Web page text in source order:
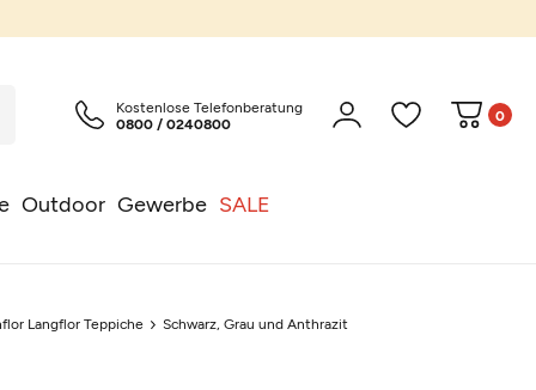
Outdoor Gewerbe SALE
Kostenlose Telefonberatung
0800 / 0240800
0
Langflor Teppiche Schwarz, Grau und Anthrazit